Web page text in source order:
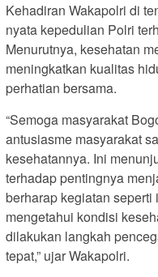
Kehadiran Wakapolri di
nyata kepedulian Polri
Menurutnya, kesehatan
meningkatkan kualitas
perhatian bersama.
“Semoga masyarakat
antusiasme masyarakat
kesehatannya. Ini
terhadap pentingnya
berharap kegiatan
mengetahui kondisi
dilakukan langkah
tepat,” ujar Wakapolri.